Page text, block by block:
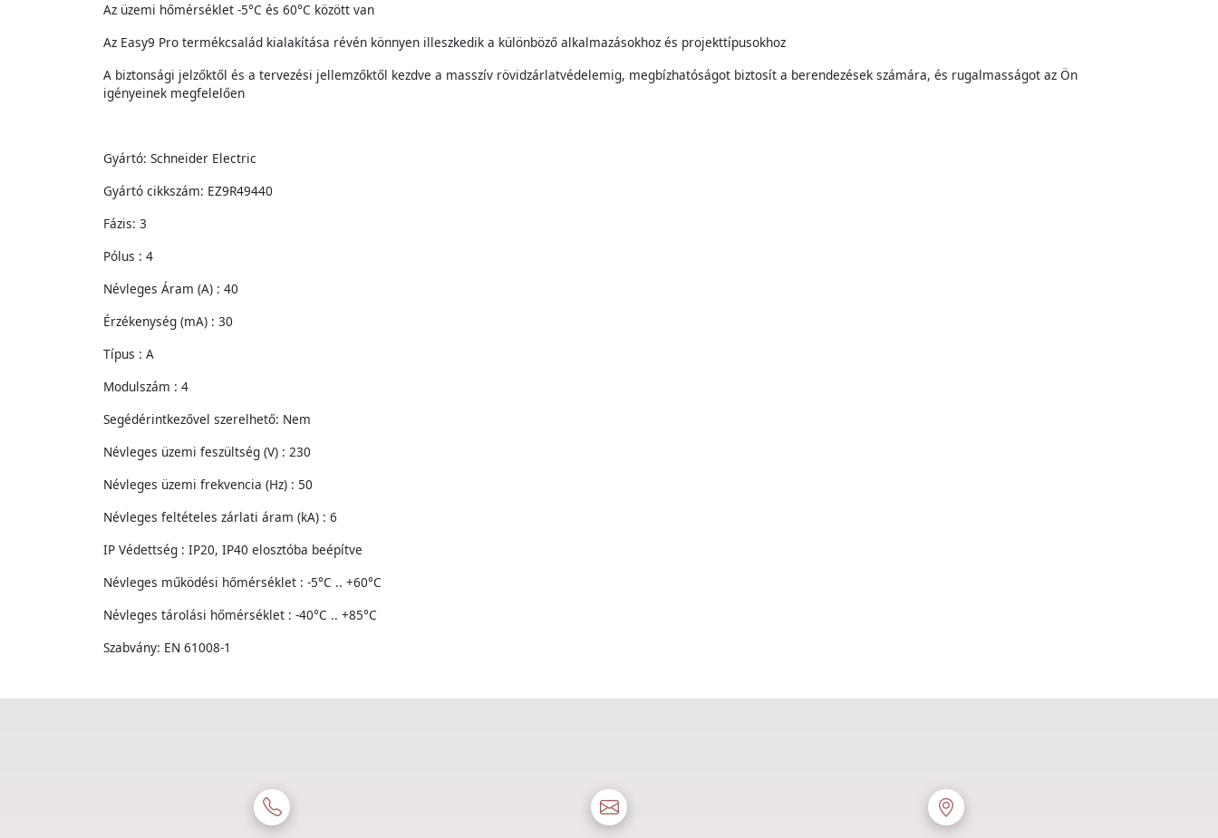
Az üzemi hőmérséklet -5°C és 60°C között van
Az Easy9 Pro termékcsalád kialakítása révén könnyen illeszkedik a különböző alkalmazásokhoz és projekttípusokhoz
A biztonsági jelzőktől és a tervezési jellemzőktől kezdve a masszív rövidzárlatvédelemig, megbízhatóságot biztosít a berendezések számára, és rugalmasságot az Ön
igényeinek megfelelően
Gyártó: Schneider Electric
Gyártó cikkszám: EZ9R49440
Fázis: 3
Pólus : 4
Névleges Áram (A) : 40
Érzékenység (mA) : 30
Típus : A
Modulszám : 4
Segédérintkezővel szerelhető: Nem
Névleges üzemi feszültség (V) : 230
Névleges üzemi frekvencia (Hz) : 50
Névleges feltételes zárlati áram (kA) : 6
IP Védettség : IP20, IP40 elosztóba beépítve
Névleges működési hőmérséklet : -5°C .. +60°C
Névleges tárolási hőmérséklet : -40°C .. +85°C
Szabvány: EN 61008-1